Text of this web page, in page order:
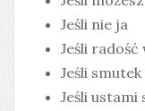
Jeśli nie ja
Jeśli radość
Jeśli
Jeśli ustami